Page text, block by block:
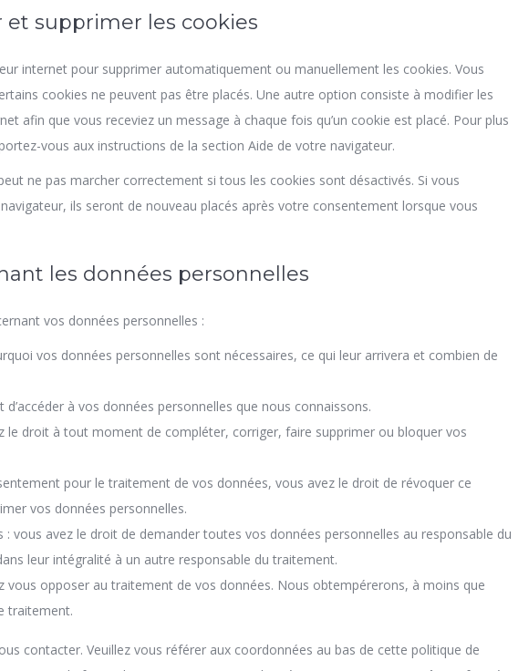
et supprimer les cookies
internet pour supprimer automatiquement ou manuellement les cookies. Vous
cookies ne peuvent pas être placés. Une autre option consiste à modifier les
afin que vous receviez un message à chaque fois qu’un cookie est placé. Pour plus
vous aux instructions de la section Aide de votre navigateur.
ne pas marcher correctement si tous les cookies sont désactivés. Si vous
ils seront de nouveau placés après votre consentement lorsque vous
les données personnelles
vos données personnelles :
vos données personnelles sont nécessaires, ce qui leur arrivera et combien de
d’accéder à vos données personnelles que nous connaissons.
le droit à tout moment de compléter, corriger, faire supprimer ou bloquer vos
pour le traitement de vos données, vous avez le droit de révoquer ce
vos données personnelles.
vous avez le droit de demander toutes vos données personnelles au responsable du
leur intégralité à un autre responsable du traitement.
vous opposer au traitement de vos données. Nous obtempérerons, à moins que
traitement.
contacter. Veuillez vous référer aux coordonnées au bas de cette politique de